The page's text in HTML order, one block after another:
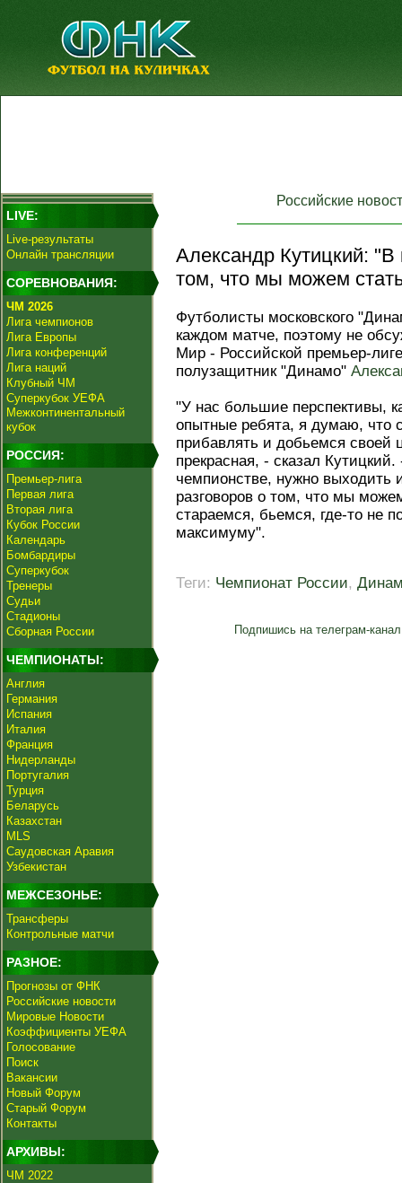
LIVE:
Live-результаты
Онлайн трансляции
СОРЕВНОВАНИЯ:
ЧМ 2026
Лига чемпионов
Лига Европы
Лига конференций
Лига наций
Клубный ЧМ
Суперкубок УЕФА
Межконтинентальный
кубок
РОССИЯ:
Премьер-лига
Первая лига
Вторая лига
Кубок России
Календарь
Бомбардиры
Суперкубок
Тренеры
Судьи
Стадионы
Сборная России
ЧЕМПИОНАТЫ:
Англия
Германия
Испания
Италия
Франция
Нидерланды
Португалия
Турция
Беларусь
Казахстан
MLS
Саудовская Аравия
Узбекистан
МЕЖСЕЗОНЬЕ:
Трансферы
Контрольные матчи
РАЗНОЕ:
Прогнозы от ФНК
Российские новости
Мировые Новости
Коэффициенты УЕФА
Голосование
Поиск
Вакансии
Новый Форум
Старый Форум
Контакты
АРХИВЫ:
ЧМ 2022
Российские
Александр Кутицкий: "В
том, что мы можем
Футболисты московского
каждом матче, поэтому не
Мир - Российской премьер-
полузащитник "Динамо"
"У нас большие перспективы,
опытные ребята, я думаю, что
прибавлять и добьемся своей
прекрасная, - сказал
чемпионстве, нужно выходить
разговоров о том, что мы
стараемся, бьемся, где-то не
максимуму".
Теги: Чемпионат России,
Подпишись на телеграм-